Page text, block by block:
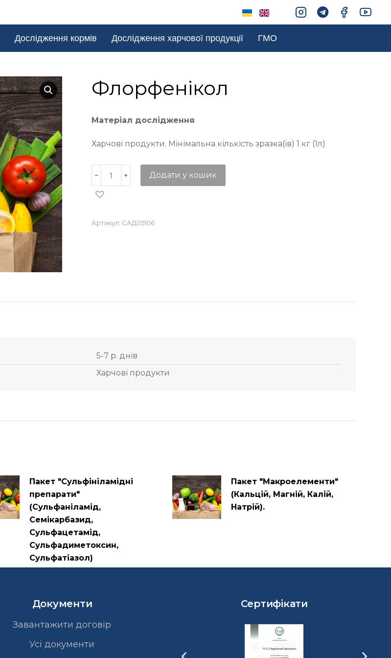
Дослідження кормів Дослідження харчової продукції ГМО
Флорфенікол
Матеріал дослідження
Харчові продукти. Мінімальна кількість зразка(ів) 1 кг (1л)
Додати у кошик
Артикул: САД05106
5-7 р. днів
Харчові продукти
Пакет "Сульфініламідні
препарати"
(Сульфаніламід,
Семікарбазид,
Сульфацетамід,
Сульфадиметоксин,
Сульфатіазол)
Пакет "Макроелементи"
(Кальцій, Магній, Калій,
Натрій).
Документи
Завантажити договір
Усі документи
Сертифікати